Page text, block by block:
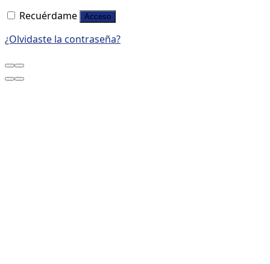
Recuérdame
Acceso
¿Olvidaste la contraseña?